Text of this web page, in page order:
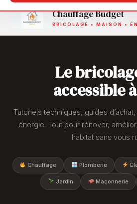
Aller
Chauffage Budget
BRICOLAGE • MAISON •
Le
accessible
Tutoriels techniques, guides
énergie. Tout pour rénover,
habitat sans vous
Chauffage Plomberie
Jardin Maçonnerie